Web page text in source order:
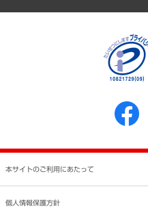
個人情報保護方針
反社会的勢力に対する基本方針
書面による個人情報の開示等の請求
本サイトのご利用にあたって
個人情報保護方針